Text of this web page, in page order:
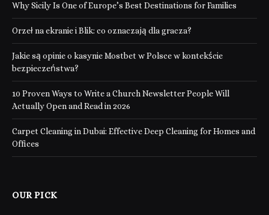
Why Sicily Is One of Europe’s Best Destinations for Families
Orzeł na ekranie i Blik: co oznaczają dla gracza?
Jakie są opinie o kasynie Mostbet w Polsce w kontekście
bezpieczeństwa?
10 Proven Ways to Write a Church Newsletter People Will
Actually Open and Read in 2026
Carpet Cleaning in Dubai: Effective Deep Cleaning for Homes and
Offices
OUR PICK